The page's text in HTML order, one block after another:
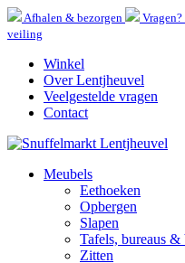
Afhalen & bezorgen
veiling
Winkel
Over Lentjheuvel
Veelgestelde vragen
Contact
Meubels
Eethoeken
Opbergen
Slapen
Tafels, bureaus &
Zitten